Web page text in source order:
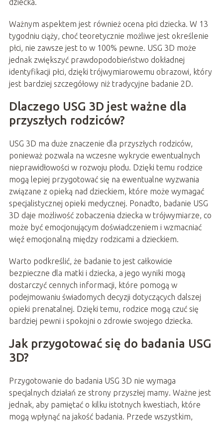
dziecka.
Ważnym aspektem jest również ocena płci dziecka. W 13
tygodniu ciąży, choć teoretycznie możliwe jest określenie
płci, nie zawsze jest to w 100% pewne. USG 3D może
jednak zwiększyć prawdopodobieństwo dokładnej
identyfikacji płci, dzięki trójwymiarowemu obrazowi, który
jest bardziej szczegółowy niż tradycyjne badanie 2D.
Dlaczego USG 3D jest ważne dla
przyszłych rodziców?
USG 3D ma duże znaczenie dla przyszłych rodziców,
ponieważ pozwala na wczesne wykrycie ewentualnych
nieprawidłowości w rozwoju płodu. Dzięki temu rodzice
mogą lepiej przygotować się na ewentualne wyzwania
związane z opieką nad dzieckiem, które może wymagać
specjalistycznej opieki medycznej. Ponadto, badanie USG
3D daje możliwość zobaczenia dziecka w trójwymiarze, co
może być emocjonującym doświadczeniem i wzmacniać
więź emocjonalną między rodzicami a dzieckiem.
Warto podkreślić, że badanie to jest całkowicie
bezpieczne dla matki i dziecka, a jego wyniki mogą
dostarczyć cennych informacji, które pomogą w
podejmowaniu świadomych decyzji dotyczących dalszej
opieki prenatalnej. Dzięki temu, rodzice mogą czuć się
bardziej pewni i spokojni o zdrowie swojego dziecka.
Jak przygotować się do badania USG
3D?
Przygotowanie do badania USG 3D nie wymaga
specjalnych działań ze strony przyszłej mamy. Ważne jest
jednak, aby pamiętać o kilku istotnych kwestiach, które
mogą wpłynąć na jakość badania. Przede wszystkim,